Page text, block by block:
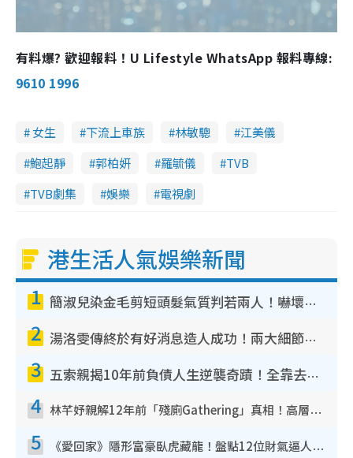
有料爆? 歡迎報料！U Lifestyle WhatsApp 報料專線:
9610 1996
女生 下流上車族 林敏驄
江美儀
鮑起靜
郭柏妍 羅毓儀
TVB
TVB劇集
娛樂 電視劇
港生活人氣娛樂新聞
1 簡淑兒染金毛剪短頭髮氣質判若兩人！嚇壞老公麥大力都認唔出：「你做咩事？」
2 湯洛雯傳終於有好消息造人成功！兩大細節曝孕味極濃惹猜測：大肚婆先會咁！
3 五索親揭10年前負債人生逆襲奇蹟！全靠去一地方轉運後即遇上馬先生
4 林芊妤親解12年前「殘廁Gathering」真相！高層解約一句話重創尊嚴至今拒返TVB
5 《愛回家》隱形富豪臥虎藏龍！盤點12位財氣逼人的有錢藝人：呢位靚女3億身家唔憂做